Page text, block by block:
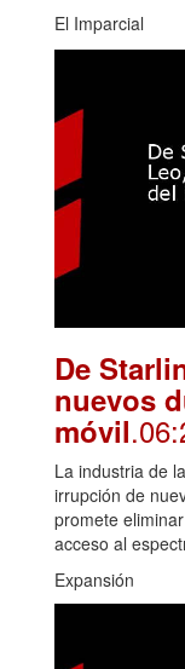
El Imparcial
De
nuevos
móvil
La industria de
irrupción de
promete
acceso al
Expansión